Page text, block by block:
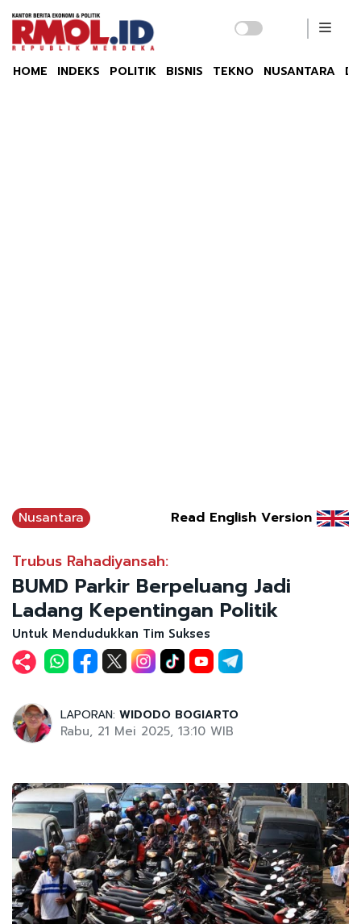
HOME INDEKS POLITIK BISNIS TEKNO NUSANTARA
Nusantara Read English Version
Trubus Rahadiyansah:
BUMD Parkir Berpeluang Jadi
Ladang Kepentingan Politik
Untuk Mendudukkan Tim Sukses
LAPORAN: WIDODO BOGIARTO
Rabu, 21 Mei 2025, 13:10 WIB